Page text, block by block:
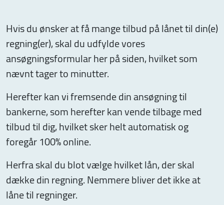
Hvis du ønsker at få mange tilbud på lånet til din(e)
regning(er), skal du udfylde vores
ansøgningsformular her på siden, hvilket som
nævnt tager to minutter.
Herefter kan vi fremsende din ansøgning til
bankerne, som herefter kan vende tilbage med
tilbud til dig, hvilket sker helt automatisk og
foregår 100% online.
Herfra skal du blot vælge hvilket lån, der skal
dække din regning. Nemmere bliver det ikke at
låne til regninger.